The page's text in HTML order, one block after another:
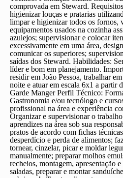
comprovada em Steward.
higienizar louças e pratarias
limpar e higienizar todos os fornos,
equipamentos usados na cozinha
azulejos; supervisionar e colocar
excessivamente em uma área,
comunicar os superiores;
saídas dos Steward. Habilidades:
líder e bom em planejamento.
residir em João Pessoa, trabalhar
noite e atuar em escala 6x1 a partir
Garde MangerPerfil Técnico:
Gastronomia e/ou tecnólogo e
profissional na área e experiência
Organizar e supervisionar o
aprendizes na área sob sua
pratos de acordo com fichas
desperdício e perda de alimentos;
tornear, cinzelar, picar e moldar
manualmente; preparar molhos
recheios, montagem, apresentação
saladas, preparar e montar